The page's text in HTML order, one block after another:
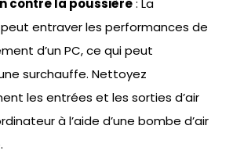
contre la poussière: La
entraver les performances de
d’un PC, ce qui peut
surchauffe. Nettoyez
les entrées et les sorties d’air
à l’aide d’une bombe d’air